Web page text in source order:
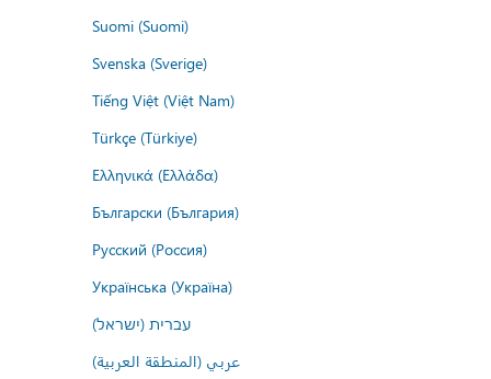
Suomi (Suomi)
Svenska (Sverige)
Tiếng Việt (Việt Nam)
Türkçe (Türkiye)
Ελληνικά (Ελλάδα)
Български (България)
Русский (Россия)
Українська (Україна)
עברית (ישראל)
عربي (المنطقة العربية)